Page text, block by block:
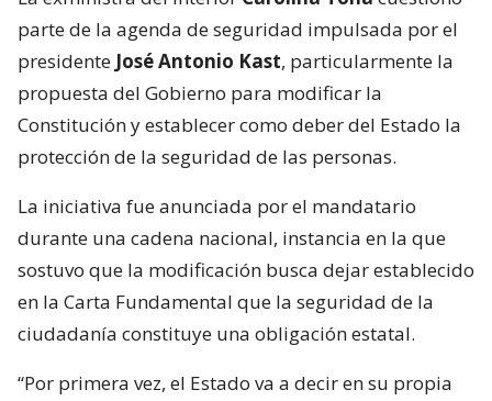
parte de la agenda de seguridad impulsada por el
presidente José Antonio Kast, particularmente la
propuesta del Gobierno para modificar la
Constitución y establecer como deber del Estado la
protección de la seguridad de las personas.
La iniciativa fue anunciada por el mandatario
durante una cadena nacional, instancia en la que
sostuvo que la modificación busca dejar establecido
en la Carta Fundamental que la seguridad de la
ciudadanía constituye una obligación estatal.
“Por primera vez, el Estado va a decir en su propia